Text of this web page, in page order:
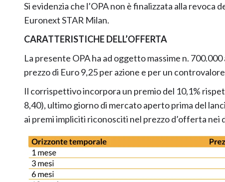
Si evidenzia che l’OPA non è finalizzata alla revoca
Euronext STAR Milan.
CARATTERISTICHE DELL’OFFERTA
La presente OPA ha ad oggetto massime n.
prezzo di Euro 9,25 per azione e per un
Il corrispettivo incorpora un premio del 10,1%
8,40), ultimo giorno di mercato aperto prima del
ai premi impliciti riconosciti nel prezzo d’offerta